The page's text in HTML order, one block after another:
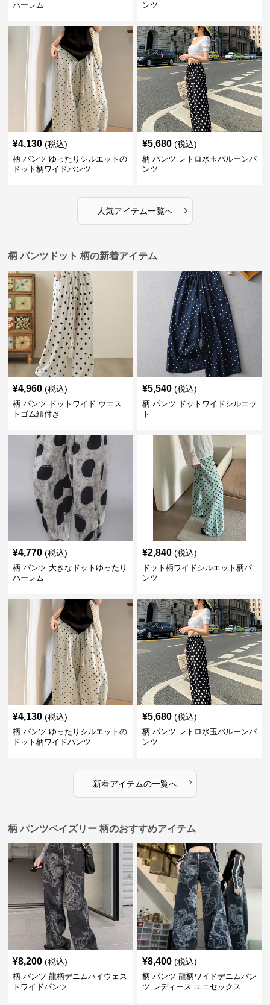
ハーレム
ンツ
¥4,130 (税込)
柄 パンツ ゆったりシルエットの
ドット柄ワイドパンツ
¥5,680 (税込)
柄 パンツ レトロ水玉バルーンパ
ンツ
人気アイテム一覧へ ›
柄 パンツドット 柄の新着アイテム
¥4,960 (税込)
柄 パンツ ドットワイド ウエス
トゴム紐付き
¥5,540 (税込)
柄 パンツ ドットワイドシルエッ
ト
¥4,770 (税込)
柄 パンツ 大きなドットゆったり
ハーレム
¥2,840 (税込)
ドット柄ワイドシルエット柄パ
ンツ
¥4,130 (税込)
柄 パンツ ゆったりシルエットの
ドット柄ワイドパンツ
¥5,680 (税込)
柄 パンツ レトロ水玉バルーンパ
ンツ
新着アイテムの一覧へ ›
柄 パンツペイズリー 柄のおすすめアイテム
¥8,200 (税込)
柄 パンツ 龍柄デニムハイウェス
トワイドパンツ
¥8,400 (税込)
柄 パンツ 龍柄ワイドデニムパン
ツ レディース ユニセックス